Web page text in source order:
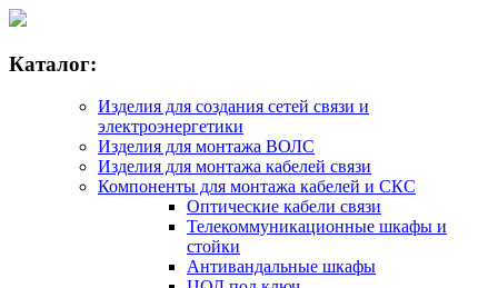
Каталог:
Изделия для создания сетей связи и
электроэнергетики
Изделия для монтажа ВОЛС
Изделия для монтажа кабелей связи
Компоненты для монтажа кабелей и СКС
Оптические кабели связи
Телекоммуникационные шкафы и
стойки
Антивандальные шкафы